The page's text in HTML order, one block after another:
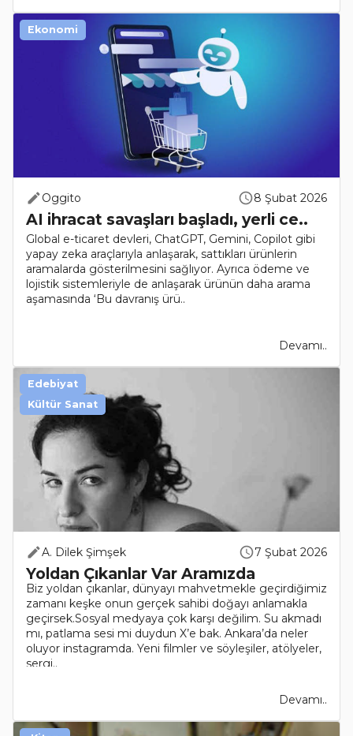
Oggito 8 Şubat 2026
AI ihracat savaşları başladı, yerli ce..
Global e-ticaret devleri, ChatGPT, Gemini, Copilot gibi
yapay zeka araçlarıyla anlaşarak, sattıkları ürünlerin
aramalarda gösterilmesini sağlıyor. Ayrıca ödeme ve
lojistik sistemleriyle de anlaşarak ürünün daha arama
aşamasında ‘Bu davranış ürü..
Devamı..
Ekonomi
A. Dilek Şimşek 7 Şubat 2026
Yoldan Çıkanlar Var Aramızda
Biz yoldan çıkanlar, dünyayı mahvetmekle geçirdiğimiz
zamanı keşke onun gerçek sahibi doğayı anlamakla
geçirsek.Sosyal medyaya çok karşı değilim. Su akmadı
mı, patlama sesi mi duydun X’e bak. Ankara’da neler
oluyor instagramda. Yeni filmler ve söyleşiler, atölyeler,
sergi..
Devamı..
Edebiyat
Kültür Sanat